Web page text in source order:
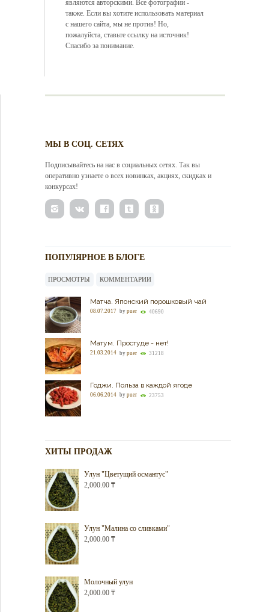
являются авторскими. Все фотографии -
также. Если вы хотите использовать материал
с нашего сайта, мы не против! Но,
пожалуйста, ставьте ссылку на источник!
Спасибо за понимание.
МЫ В СОЦ. СЕТЯХ
Подписывайтесь на нас в социальных сетях. Так вы
оперативно узнаете о всех новинках, акциях, скидках и
конкурсах!
ПОПУЛЯРНОЕ В БЛОГЕ
ПРОСМОТРЫ КОММЕНТАРИИ
Матча. Японский порошковый чай
08.07.2017 by puer 40690
Матум. Простуде - нет!
21.03.2014 by puer 31218
Годжи. Польза в каждой ягоде
06.06.2014 by puer 23753
ХИТЫ ПРОДАЖ
Улун "Цветущий османтус"
2,000.00 ₸
Улун "Малина со сливками"
2,000.00 ₸
Молочный улун
2,000.00 ₸